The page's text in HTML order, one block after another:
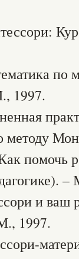
по
1997.
методу
помочь
–
и ваш
1997.